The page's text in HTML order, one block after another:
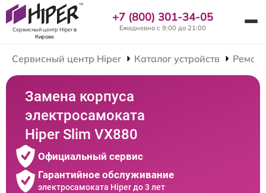
Сервисный центр Hiperв
Кирове
+7 (800) 301-34-05
Ежедневно с 9:00 до 21:00
Сервисный центр Hiper Каталог устройств
Замена корпуса
электросамоката
Hiper Slim VX880
Официальный сервис
Гарантийное обслуживание
электросамоката Hiper до 3 лет